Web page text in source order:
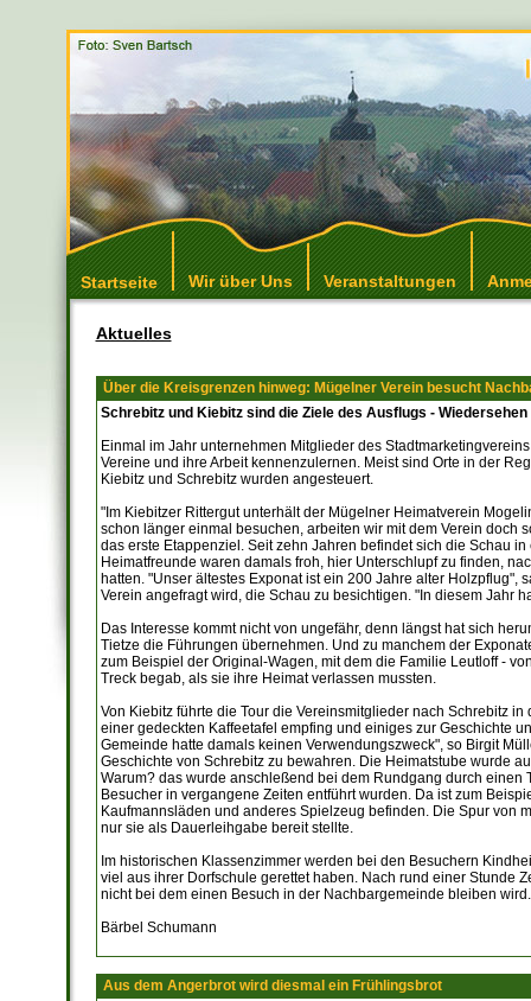
Startseite Wir über Uns Veranstaltungen
Aktuelles
Über die Kreisgrenzen hinweg: Mügelner Verein besucht
Schrebitz und Kiebitz sind die Ziele des Ausflugs -
Einmal im Jahr unternehmen Mitglieder des
Vereine und ihre Arbeit kennenzulernen. Meist sind Orte in der
Kiebitz und Schrebitz wurden angesteuert.
"Im Kiebitzer Rittergut unterhält der Mügelner Heimatverein
schon länger einmal besuchen, arbeiten wir mit dem Verein doch
das erste Etappenziel. Seit zehn Jahren befindet sich die Schau
Heimatfreunde waren damals froh, hier Unterschlupf zu finden,
hatten. "Unser ältestes Exponat ist ein 200 Jahre alter Holzpflug",
Verein angefragt wird, die Schau zu besichtigen. "In diesem Jahr
Das Interesse kommt nicht von ungefähr, denn längst hat sich
Tietze die Führungen übernehmen. Und zu manchem der
zum Beispiel der Original-Wagen, mit dem die Familie Leutloff -
Treck begab, als sie ihre Heimat verlassen mussten.
Von Kiebitz führte die Tour die Vereinsmitglieder nach Schrebitz
einer gedeckten Kaffeetafel empfing und einiges zur Geschichte
Gemeinde hatte damals keinen Verwendungszweck", so Birgit
Geschichte von Schrebitz zu bewahren. Die Heimatstube wurde
Warum? das wurde anschleßend bei dem Rundgang durch
Besucher in vergangene Zeiten entführt wurden. Da ist zum
Kaufmannsläden und anderes Spielzeug befinden. Die Spur von
nur sie als Dauerleihgabe bereit stellte.
Im historischen Klassenzimmer werden bei den Besuchern
viel aus ihrer Dorfschule gerettet haben. Nach rund einer Stunde
nicht bei dem einen Besuch in der Nachbargemeinde bleiben wird.
Bärbel Schumann
Aus dem Angerbrot wird diesmal ein Frühlingsbrot